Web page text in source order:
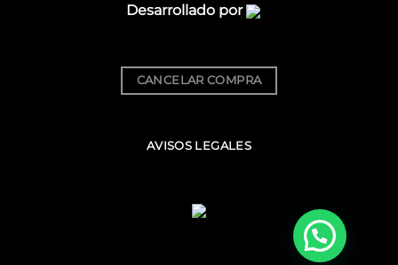
Desarrollado por
CANCELAR COMPRA
AVISOS LEGALES